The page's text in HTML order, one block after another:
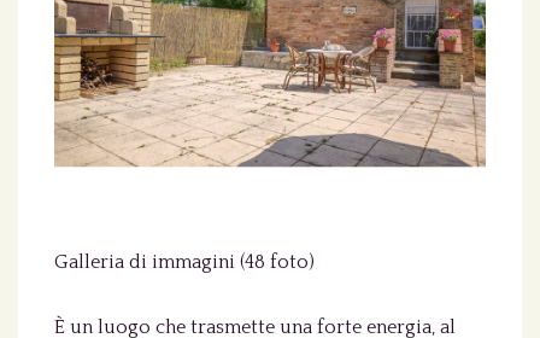
Galleria di immagini (48 foto)
È un luogo che trasmette una forte energia, al